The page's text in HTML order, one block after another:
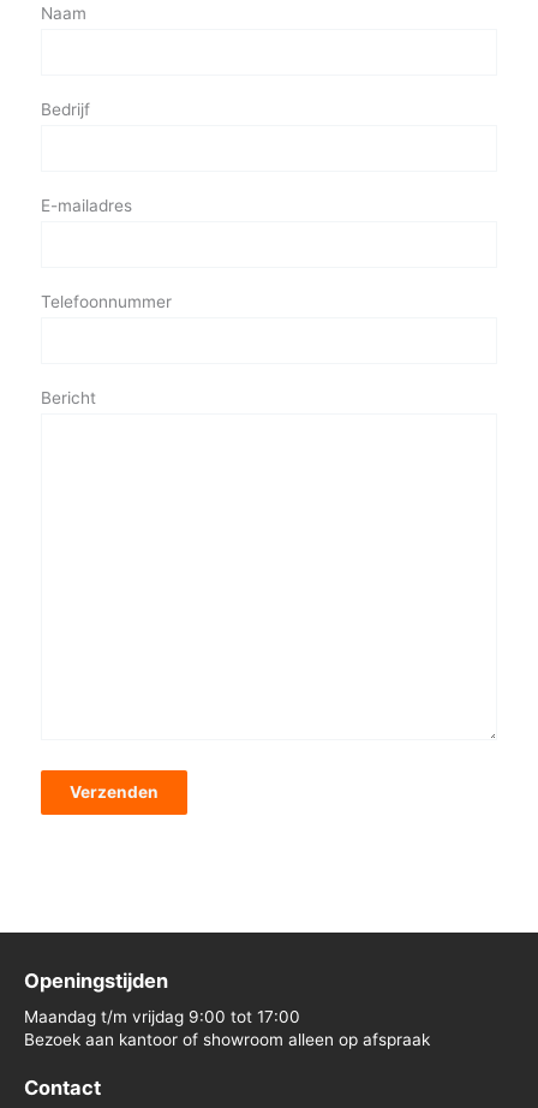
Naam
Bedrijf
E-mailadres
Telefoonnummer
Bericht
Openingstijden
Maandag t/m vrijdag 9:00 tot 17:00
Bezoek aan kantoor of showroom alleen op afspraak
Contact